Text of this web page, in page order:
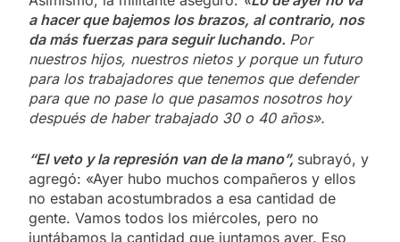
a hacer que bajemos los brazos, al contrario, nos
da más fuerzas para seguir luchando. Por
nuestros hijos, nuestros nietos y porque un futuro
para los trabajadores que tenemos que defender
para que no pase lo que pasamos nosotros hoy
después de haber trabajado 30 o 40 años».
“El veto y la represión van de la mano”, subrayó, y
agregó: «Ayer hubo muchos compañeros y ellos
no estaban acostumbrados a esa cantidad de
gente. Vamos todos los miércoles, pero no
juntábamos la cantidad que juntamos ayer. Eso